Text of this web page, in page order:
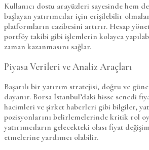
Kullanıcı dostu arayüzleri sayesinde hem
başlayan yatırımcılar için erişilebilir
platformların cazibesini artırır. Hesap
portföy takibi gibi işlemlerin kolayca
zaman kazanmasını sağlar.
Piyasa Verileri ve Analiz Araçları
Başarılı bir yatırım stratejisi, doğru ve
dayanır. Borsa İstanbul’daki hisse senedi
hacimleri ve şirket haberleri gibi bilgiler,
pozisyonlarını belirlemelerinde kritik rol
yatırımcıların gelecekteki olası fiyat
etmelerine yardımcı olabilir.